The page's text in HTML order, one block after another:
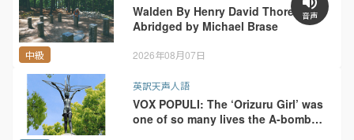
音声
中級
Walden By Henry David Thoreau,
Abridged by Michael Brase
2026年08月07日
英訳天声人語
VOX POPULI: The ‘Orizuru Girl’ was
one of so many lives the A-bomb